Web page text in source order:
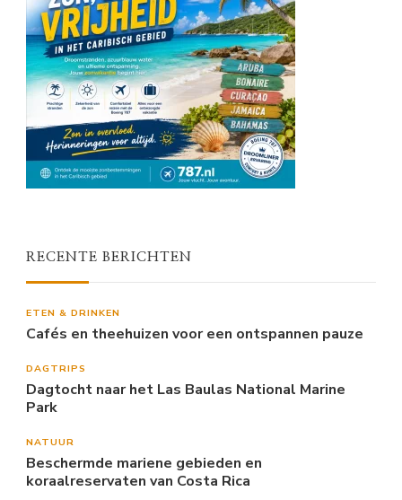
RECENTE BERICHTEN
ETEN & DRINKEN
Cafés en theehuizen voor een ontspannen pauze
DAGTRIPS
Dagtocht naar het Las Baulas National Marine
Park
NATUUR
Beschermde mariene gebieden en
koraalreservaten van Costa Rica